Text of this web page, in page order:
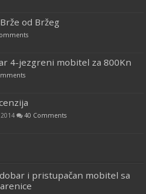
od Bržeg
4-jezgreni mobitel za 800Kn
40 Comments
dobar i pristupačan mobitel sa